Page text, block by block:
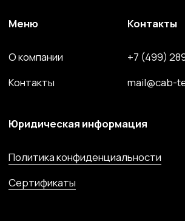
Сайт разработан и поддерживается студией